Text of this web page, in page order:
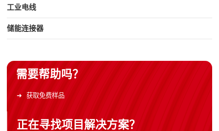
工业电线
储能连接器
需要帮助吗？
获取免费样品
正在寻找项目解决方案？